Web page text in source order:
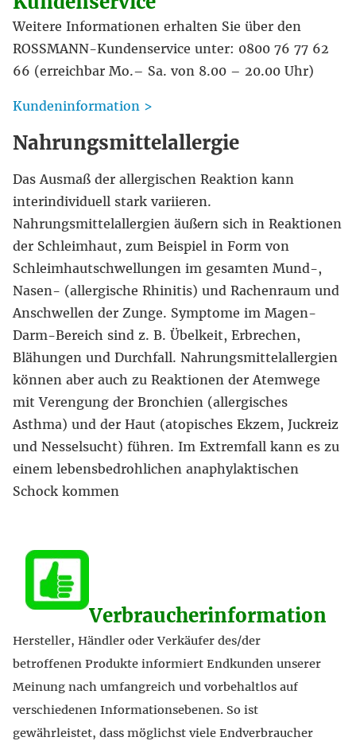
Weitere Informationen erhalten Sie über den
ROSSMANN-Kundenservice unter: 0800 76 77 62
66 (erreichbar Mo.– Sa. von 8.00 – 20.00 Uhr)
Kundeninformation >
Nahrungsmittelallergie
Das Ausmaß der allergischen Reaktion kann
interindividuell stark variieren.
Nahrungsmittelallergien äußern sich in Reaktionen
der Schleimhaut, zum Beispiel in Form von
Schleimhautschwellungen im gesamten Mund-,
Nasen- (allergische Rhinitis) und Rachenraum und
Anschwellen der Zunge. Symptome im Magen-
Darm-Bereich sind z. B. Übelkeit, Erbrechen,
Blähungen und Durchfall. Nahrungsmittelallergien
können aber auch zu Reaktionen der Atemwege
mit Verengung der Bronchien (allergisches
Asthma) und der Haut (atopisches Ekzem, Juckreiz
und Nesselsucht) führen. Im Extremfall kann es zu
einem lebensbedrohlichen anaphylaktischen
Schock kommen
Verbraucherinformation
Hersteller, Händler oder Verkäufer des/der
betroffenen Produkte informiert Endkunden unserer
Meinung nach umfangreich und vorbehaltlos auf
verschiedenen Informationsebenen. So ist
gewährleistet, dass möglichst viele Endverbraucher